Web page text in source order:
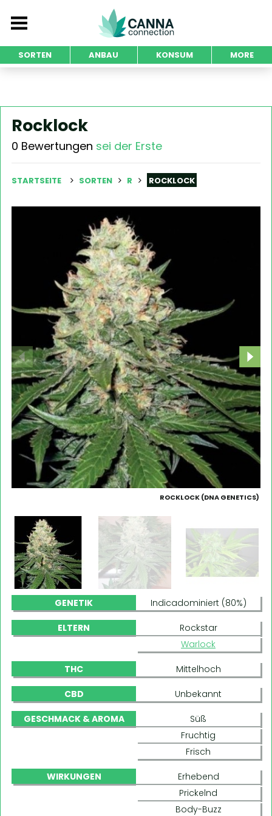
SORTEN ANBAU KONSUM MORE
Rocklock
0 Bewertungen sei der Erste
STARTSEITE SORTEN R ROCKLOCK
ROCKLOCK (DNA GENETICS)
GENETIK Indicadominiert (80%)
ELTERN
Rockstar
Warlock
THC Mittelhoch
CBD Unbekannt
GESCHMACK & AROMA
Süß
Fruchtig
Frisch
WIRKUNGEN
Erhebend
Prickelnd
Body-Buzz